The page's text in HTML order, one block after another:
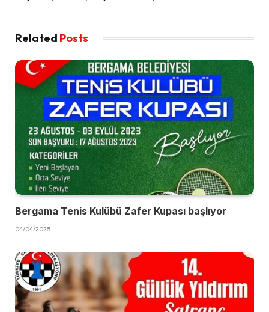
Related Posts
Bergama Tenis Kulübü Zafer Kupası başlıyor
04/04/2025